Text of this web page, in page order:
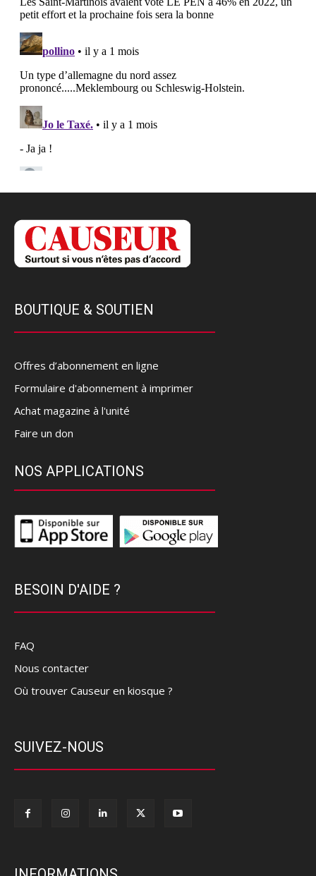
BOUTIQUE & SOUTIEN
Offres d’abonnement en ligne
Formulaire d'abonnement à imprimer
Achat magazine à l'unité
Faire un don
NOS APPLICATIONS
BESOIN D'AIDE ?
FAQ
Nous contacter
Où trouver Causeur en kiosque ?
SUIVEZ-NOUS